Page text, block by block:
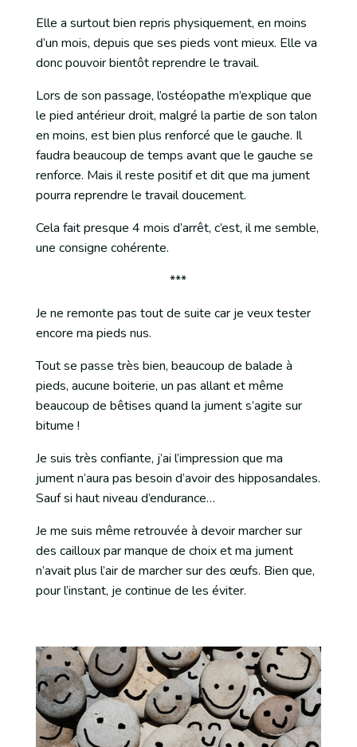
Elle a surtout bien repris physiquement, en moins
d’un mois, depuis que ses pieds vont mieux. Elle va
donc pouvoir bientôt reprendre le travail.
Lors de son passage, l’ostéopathe m’explique que
le pied antérieur droit, malgré la partie de son talon
en moins, est bien plus renforcé que le gauche. Il
faudra beaucoup de temps avant que le gauche se
renforce. Mais il reste positif et dit que ma jument
pourra reprendre le travail doucement.
Cela fait presque 4 mois d’arrêt, c’est, il me semble,
une consigne cohérente.
***
Je ne remonte pas tout de suite car je veux tester
encore ma pieds nus.
Tout se passe très bien, beaucoup de balade à
pieds, aucune boiterie, un pas allant et même
beaucoup de bêtises quand la jument s’agite sur
bitume !
Je suis très confiante, j’ai l’impression que ma
jument n’aura pas besoin d’avoir des hipposandales.
Sauf si haut niveau d’endurance…
Je me suis même retrouvée à devoir marcher sur
des cailloux par manque de choix et ma jument
n’avait plus l’air de marcher sur des œufs. Bien que,
pour l’instant, je continue de les éviter.